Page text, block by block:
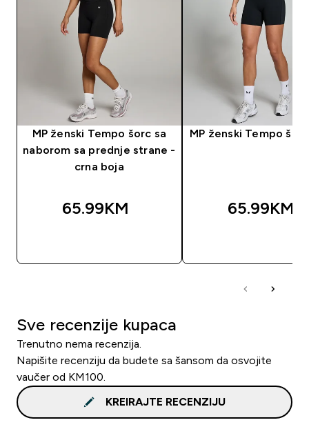
MP ženski Tempo šorc sa
naborom sa prednje strane -
crna boja
65.99KM‎
MP ženski Tempo
65.99KM‎
Sve recenzije kupaca
Trenutno nema recenzija.
Napišite recenziju da budete sa šansom da osvojite
vaučer od KM100.
KREIRAJTE RECENZIJU